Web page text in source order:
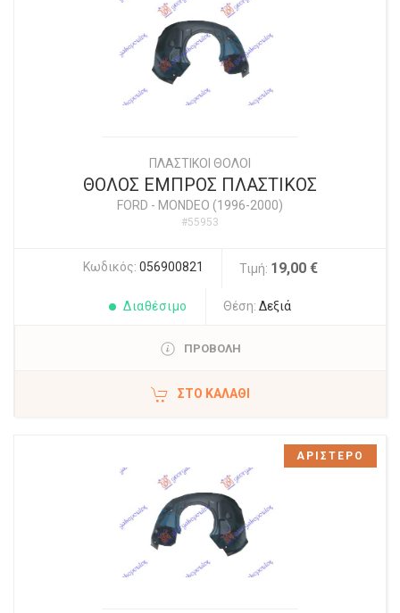
ΠΛΑΣΤΙΚΟΙ ΘΟΛΟΙ
ΘΟΛΟΣ ΕΜΠΡΟΣ ΠΛΑΣΤΙΚΟΣ
FORD - MONDEO (1996-2000)
#55953
Κωδικός: 056900821 Τιμή: 19,00 €
Διαθέσιμο Θέση: Δεξιά
ΠΡΟΒΟΛΗ
ΣΤΟ ΚΑΛΆΘΙ
ΑΡΙΣΤΕΡΟ